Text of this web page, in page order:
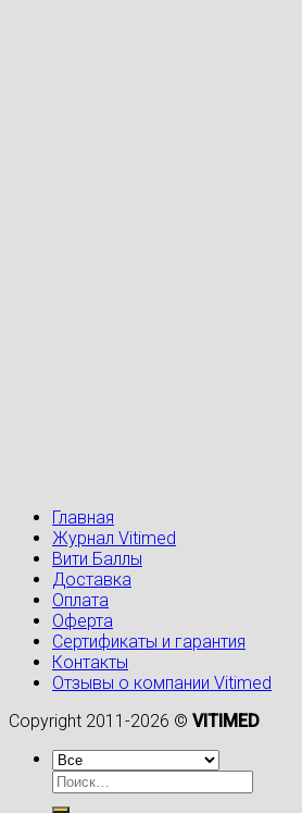
Главная
Журнал Vitimed
Вити Баллы
Доставка
Оплата
Оферта
Сертификаты и гарантия
Контакты
Отзывы о компании Vitimed
Copyright 2011-2026 © VITIMED
Искать: